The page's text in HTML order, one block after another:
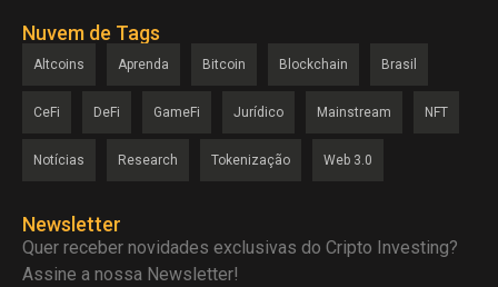
Nuvem de Tags
Altcoins Aprenda Bitcoin Blockchain Brasil
CeFi DeFi GameFi Jurídico Mainstream NFT
Notícias Research Tokenização Web 3.0
Newsletter
Quer receber novidades exclusivas do Cripto Investing?
Assine a nossa Newsletter!